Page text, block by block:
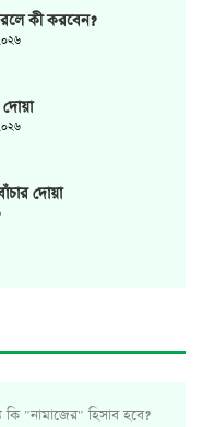
কী করবেন?
দোয়া
"নামাজের" হিসাব হবে?